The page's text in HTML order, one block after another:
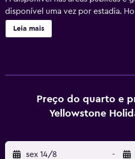
disponível uma vez por estadia.
acomodações com ar-
e ferros/tábuas de passar roupa.
vez por estadia e comodidades
podem ser requisitadas. O
cobrança de taxa.
Leia mais
Preço do quarto e
Yellowstone
sex 14/8 -